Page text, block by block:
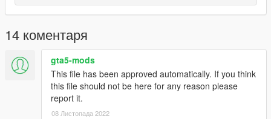
14 коментаря
gta5-mods
This file has been approved automatically. If you think
this file should not be here for any reason please
report it.
08 Листопада 2022